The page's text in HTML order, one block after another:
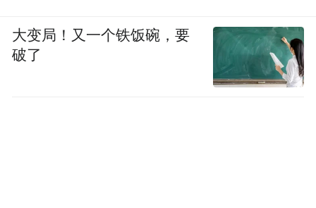
大变局！又一个铁饭碗，要
破了